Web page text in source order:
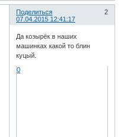
Поделиться
2
07.04.2015 12:41:17
Да козырёк в наших
машинках какой то блин
куцый.
0